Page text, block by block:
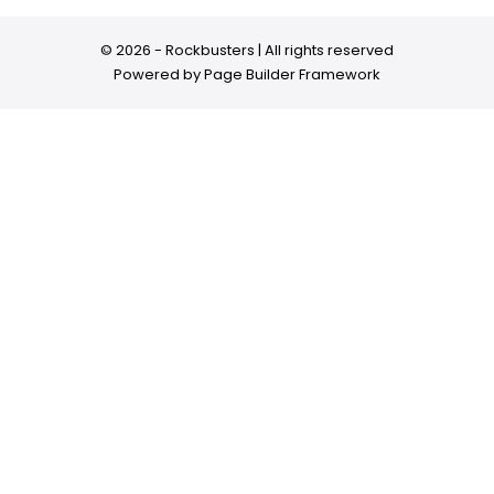
© 2026 - Rockbusters | All rights reserved
Powered byPage Builder Framework